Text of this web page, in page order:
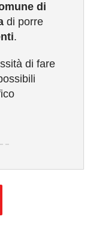
di
di porre
.
di fare